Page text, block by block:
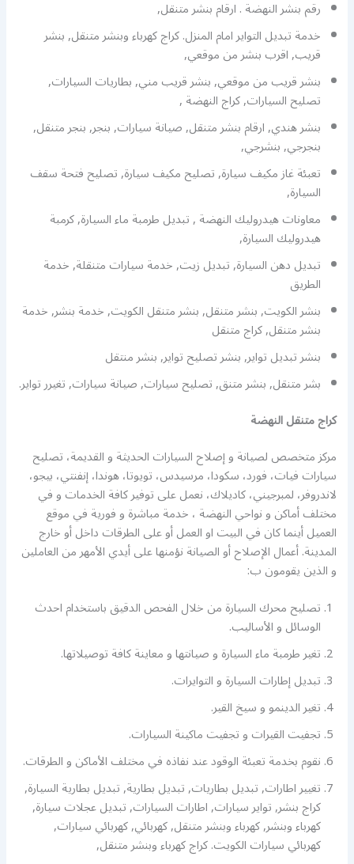
رقم بنشر النهضة . ارقام بنشر متنقل,
خدمة تبديل التواير امام المنزل. كراج كهرباء وبنشر متنقل, بنشر
قريب, اقرب بنشر من موقعي,
بنشر قريب من موقعي, بنشر قريب مني, بطاريات السيارات,
تصليح السيارات, كراج النهضة ,
بنشر هندي, ارقام بنشر متنقل, صيانة سيارات, بنجر, بنجر متنقل,
بنجرجي, بنشرجي,
تعبئة غاز مكيف سيارة, تصليح مكيف سيارة, تصليح فتحة سقف
السيارة,
معاونات هيدروليك النهضة , تبديل طرمبة ماء السيارة, كرمبة
هيدروليك السيارة,
تبديل دهن السيارة, تبديل زيت, خدمة سيارات متنقلة, خدمة
الطريق
بنشر الكويت, بنشر متنقل, بنشر متنقل الكويت, خدمة بنشر, خدمة
بنشر متنقل, كراج متنقل
بنشر تبديل تواير, بنشر تصليح تواير, بنشر منتقل
بشر متنقل, بنشر متنق, تصليح سيارات, صيانة سيارات, تغيرر تواير.
كراج متنقل النهضة
مركز متخصص لصيانة و إصلاح السيارات الحديثة و القديمة، تصليح
سيارات فيات، فورد، سكودا، مرسيدس، تويوتا، هوندا، إنفنتي، بيجو،
لاندروفر، لمبرجيني، كاديلاك، نعمل على توفير كافة الخدمات و في
مختلف أماكن و نواحي النهضة ، خدمة مباشرة و فورية في موقع
العميل أينما كان في البيت او العمل أو على الطرقات داخل أو خارج
المدينة. أعمال الإصلاح أو الصيانة نؤمنها على أيدي الأمهر من العاملين
و الذين يقومون ب:
تصليح محرك السيارة من خلال الفحص الدقيق باستخدام احدث
الوسائل و الأساليب.
تغير طرمبة ماء السيارة و صيانتها و معاينة كافة توصيلاتها.
تبديل إطارات السيارة و التوايرات.
تغير الدينمو و سيخ القير.
تجفيت القيرات و تجفيت ماكينة السيارات.
نقوم بخدمة تعبئة الوقود عند نفاذه في مختلف الأماكن و الطرقات.
تغيير اطارات, تبديل بطاريات, تبديل بطارية, تبديل بطارية السيارة,
كراج بنشر, تواير سيارات, اطارات السيارات, تبديل عجلات سيارة,
كهرباء وبنشر, كهرباء وبنشر متنقل, كهربائي, كهربائي سيارات,
كهربائي سيارات الكويت. كراج كهرباء وبنشر متنقل,